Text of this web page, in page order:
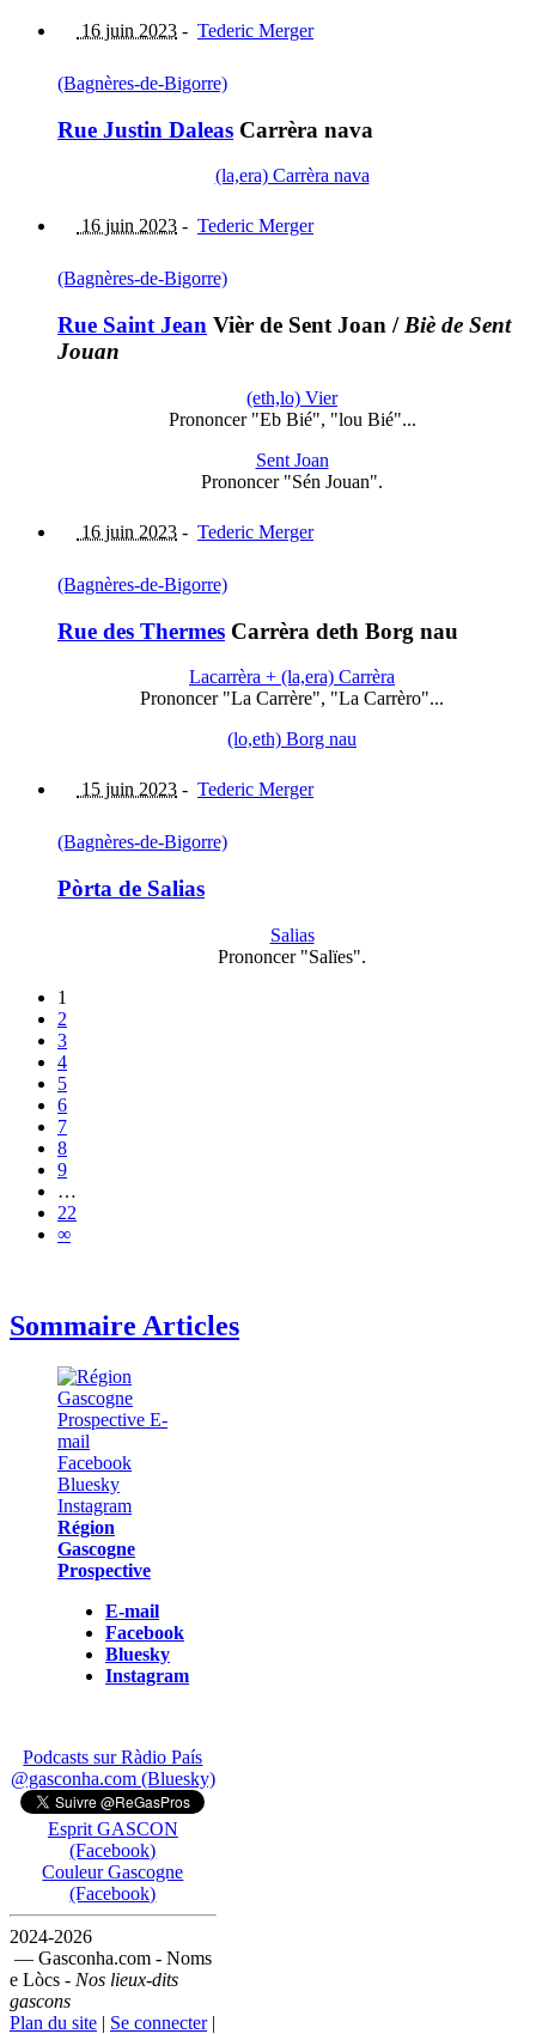
16 juin 2023 - Tederic Merger
(Bagnères-de-Bigorre)
Rue Justin Daleas Carrèra nava
(la,era) Carrèra nava
16 juin 2023 - Tederic Merger
(Bagnères-de-Bigorre)
Rue Saint Jean Vièr de Sent Joan / Biè de Sent
Jouan
(eth,lo) Vier
Prononcer "Eb Bié", "lou Bié"...
Sent Joan
Prononcer "Sén Jouan".
16 juin 2023 - Tederic Merger
(Bagnères-de-Bigorre)
Rue des Thermes Carrèra deth Borg nau
Lacarrèra + (la,era) Carrèra
Prononcer "La Carrère", "La Carrèro"...
(lo,eth) Borg nau
15 juin 2023 - Tederic Merger
(Bagnères-de-Bigorre)
Pòrta de Salias
Salias
Prononcer "Salïes".
1
2
3
4
5
6
7
8
9
…
22
∞
Sommaire Articles
Région
Gascogne
Prospective
E-mail
Facebook
Bluesky
Instagram
Podcasts sur Ràdio País
@gasconha.com (Bluesky)
Esprit GASCON
(Facebook)
Couleur Gascogne
(Facebook)
2024-2026
— Gasconha.com - Noms
e Lòcs - Nos lieux-dits
gascons
Plan du site | Se connecter|